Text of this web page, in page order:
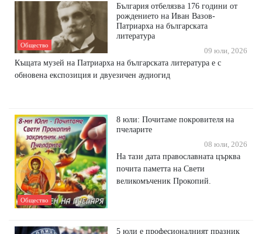
Общество
България отбелязва 176 години от
рождението на Иван Вазов-
Патриарха на българската
литература
09 юли, 2026
Къщата музей на Патриарха на българската литература е с
обновена експозиция и двуезичен аудиогид
Общество
8 юли: Почитаме покровителя на
пчеларите
08 юли, 2026
На тази дата православната църква
почита паметта на Свети
великомъченик Прокопий.
5 юли е професионалният празник